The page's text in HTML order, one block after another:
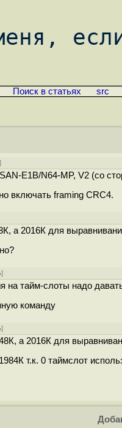
Поиск в статьях src
]
E1B/N64-MP, V2 (со
включать framing CRC4.
а 2016К для
]
на тайм-слоты надо
команду
]
а 2016К для
т.к. 0 таймслот